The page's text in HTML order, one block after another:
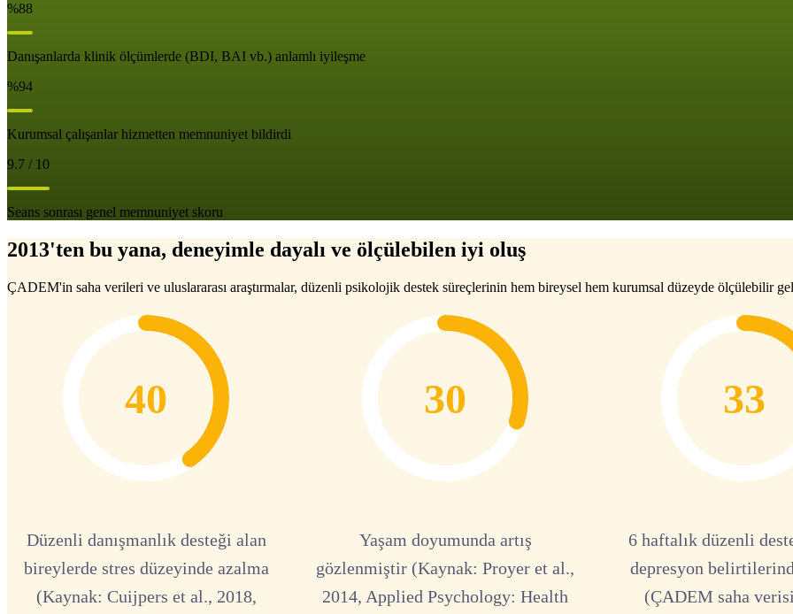
%88
Danışanlarda klinik ölçümlerde (BDI, BAI vb.) anlamlı iyileşme
%94
Kurumsal çalışanlar hizmetten memnuniyet bildirdi
9.7 / 10
Seans sonrası genel memnuniyet skoru
2013'ten bu yana, deneyimle dayalı ve ölçülebilen iyi oluş
ÇADEM'in saha verileri ve uluslararası araştırmalar, düzenli psikolojik destek süreçlerinin hem bireysel hem kurumsal düzeyde ölçülebilir
40
Düzenli danışmanlık desteği alan
bireylerde stres düzeyinde azalma
(Kaynak: Cuijpers et al., 2018,
30
Yaşam doyumunda artış
gözlenmiştir (Kaynak: Proyer et al.,
2014, Applied Psychology: Health
33
6 haftalık düzenli
depresyon
(ÇADEM saha